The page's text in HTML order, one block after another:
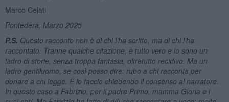
Marco Celati
Pontedera, Marzo 2025
P.S. Questo racconto non è di chi l’ha scritto, ma di chi l’ha
raccontato. Tranne qualche citazione, è tutto vero e io sono un
ladro di storie, senza troppa fantasia, oltretutto recidivo. Ma un
ladro gentiluomo, se così posso dire: rubo a chi racconta per
donare a chi legge. E lo faccio chiedendo il consenso al narratore.
In questo caso a Fabrizio, per ilpadre Primo, mamma Gloria e i